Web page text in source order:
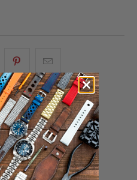
Compartir
esto
en
Pinterest
this
to
a
friend
reloj